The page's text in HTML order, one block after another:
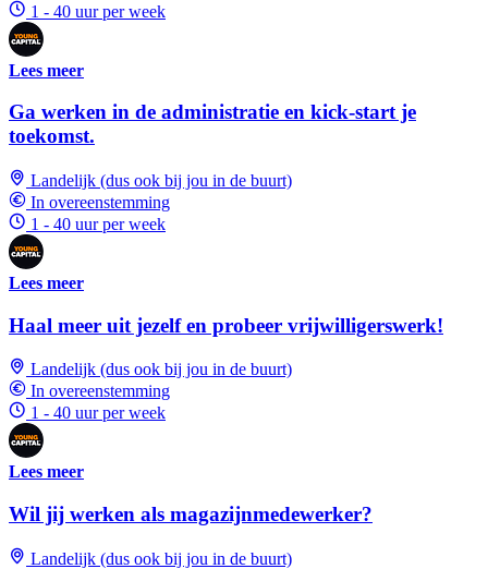
1 - 40 uur per week
Lees meer
Ga werken in de administratie en kick-start je
toekomst.
Landelijk (dus ook bij jou in de buurt)
In overeenstemming
1 - 40 uur per week
Lees meer
Haal meer uit jezelf en probeer vrijwilligerswerk!
Landelijk (dus ook bij jou in de buurt)
In overeenstemming
1 - 40 uur per week
Lees meer
Wil jij werken als magazijnmedewerker?
Landelijk (dus ook bij jou in de buurt)